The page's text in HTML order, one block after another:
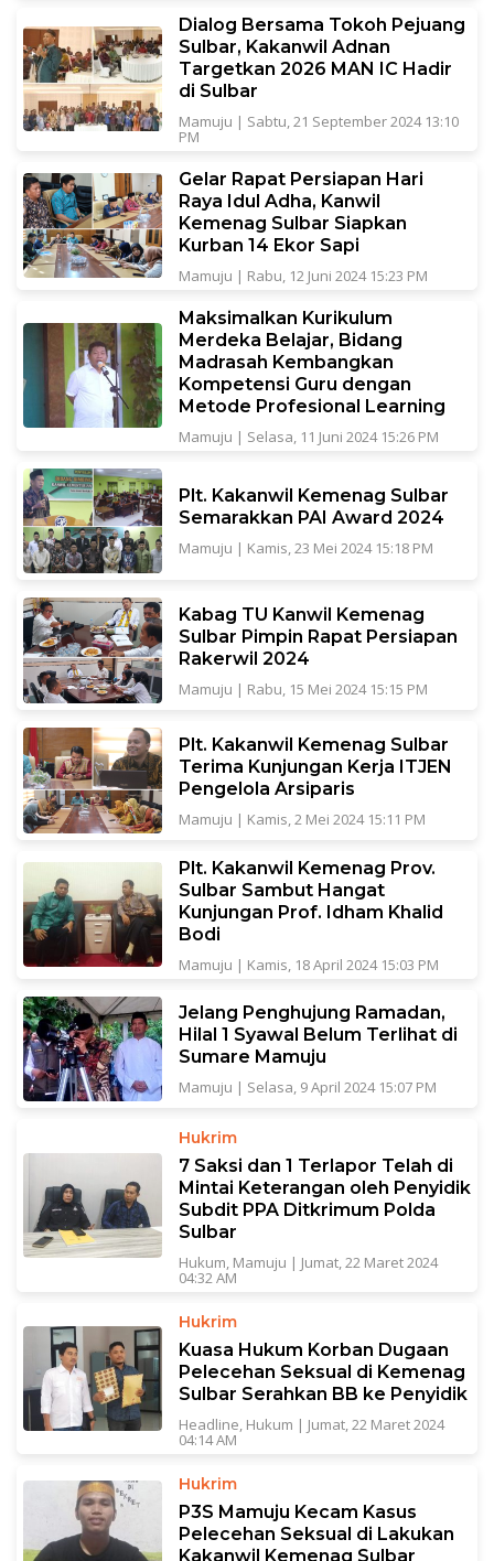
Dialog Bersama Tokoh Pejuang
Sulbar, Kakanwil Adnan
Targetkan 2026 MAN IC Hadir
di Sulbar
Mamuju | Sabtu, 21 September 2024 13:10
PM
Gelar Rapat Persiapan Hari
Raya Idul Adha, Kanwil
Kemenag Sulbar Siapkan
Kurban 14 Ekor Sapi
Mamuju | Rabu, 12 Juni 2024 15:23 PM
Maksimalkan Kurikulum
Merdeka Belajar, Bidang
Madrasah Kembangkan
Kompetensi Guru dengan
Metode Profesional Learning
Mamuju | Selasa, 11 Juni 2024 15:26 PM
Plt. Kakanwil Kemenag Sulbar
Semarakkan PAI Award 2024
Mamuju | Kamis, 23 Mei 2024 15:18 PM
Kabag TU Kanwil Kemenag
Sulbar Pimpin Rapat Persiapan
Rakerwil 2024
Mamuju | Rabu, 15 Mei 2024 15:15 PM
Plt. Kakanwil Kemenag Sulbar
Terima Kunjungan Kerja ITJEN
Pengelola Arsiparis
Mamuju | Kamis, 2 Mei 2024 15:11 PM
Plt. Kakanwil Kemenag Prov.
Sulbar Sambut Hangat
Kunjungan Prof. Idham Khalid
Bodi
Mamuju | Kamis, 18 April 2024 15:03 PM
Jelang Penghujung Ramadan,
Hilal 1 Syawal Belum Terlihat di
Sumare Mamuju
Mamuju | Selasa, 9 April 2024 15:07 PM
Hukrim
7 Saksi dan 1 Terlapor Telah di
Mintai Keterangan oleh Penyidik
Subdit PPA Ditkrimum Polda
Sulbar
Hukum, Mamuju | Jumat, 22 Maret 2024
04:32 AM
Hukrim
Kuasa Hukum Korban Dugaan
Pelecehan Seksual di Kemenag
Sulbar Serahkan BB ke Penyidik
Headline, Hukum | Jumat, 22 Maret 2024
04:14 AM
Hukrim
P3S Mamuju Kecam Kasus
Pelecehan Seksual di Lakukan
Kakanwil Kemenag Sulbar